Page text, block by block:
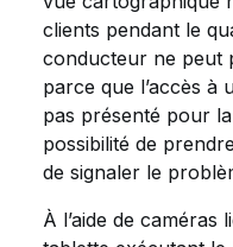
clients pendant le
conducteur ne peut
parce que l’accès à
pas présenté pour
possibilité de
de signaler le
À l’aide de caméras